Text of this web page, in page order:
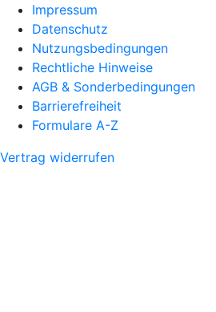
Impressum
Datenschutz
Nutzungsbedingungen
Rechtliche Hinweise
AGB & Sonderbedingungen
Barrierefreiheit
Formulare A-Z
Vertrag widerrufen